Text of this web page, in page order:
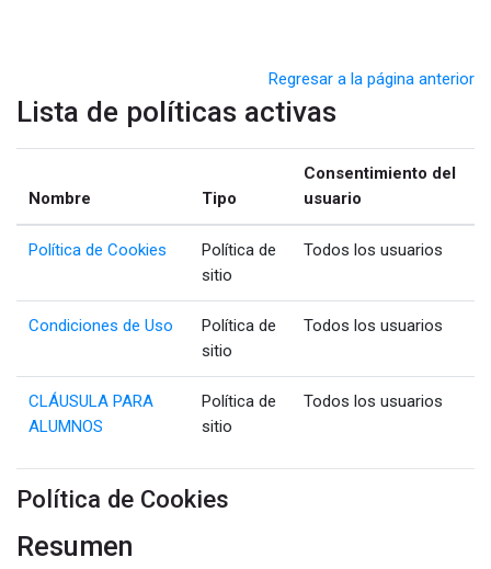
Regresar a la página anterior
Lista de políticas activas
Nombre Tipo
Consentimiento del
usuario
Política de Cookies
Política de
sitio
Todos los usuarios
Condiciones de Uso
Política de
sitio
Todos los usuarios
CLÁUSULA PARA
ALUMNOS
Política de
sitio
Todos los usuarios
Política de Cookies
Resumen